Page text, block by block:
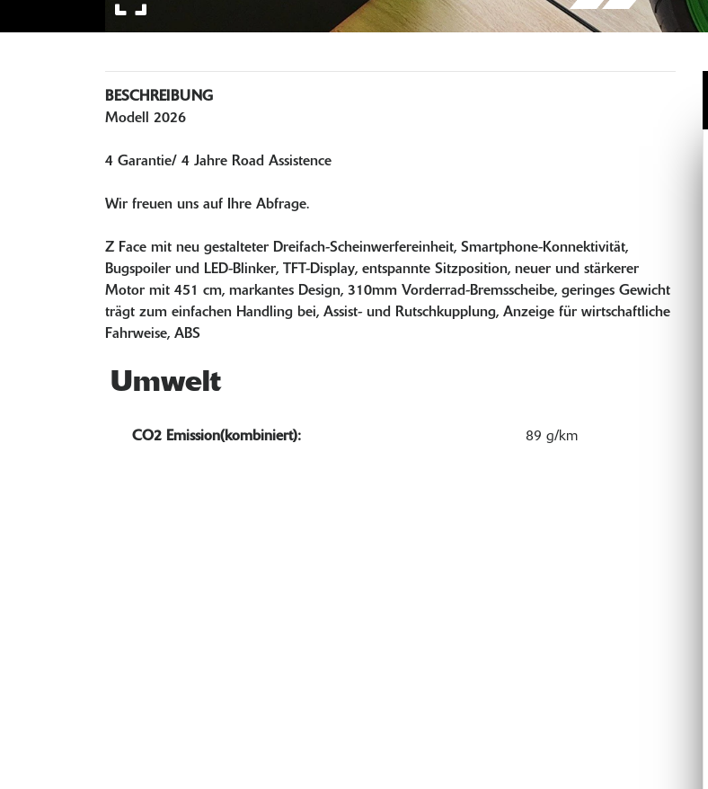
BESCHREIBUNG
Modell 2026
4 Garantie/ 4 Jahre Road Assistence
Wir freuen uns auf Ihre Abfrage.
Z Face mit neu gestalteter Dreifach-Scheinwerfereinheit, Smartphone-Konnektivität,
Bugspoiler und LED-Blinker, TFT-Display, entspannte Sitzposition, neuer und stärkerer
Motor mit 451 cm, markantes Design, 310mm Vorderrad-Bremsscheibe, geringes Gewicht
trägt zum einfachen Handling bei, Assist- und Rutschkupplung, Anzeige für wirtschaftliche
Fahrweise, ABS
Umwelt
CO2 Emission(kombiniert): 89 g/km